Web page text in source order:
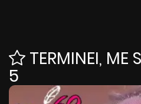
TERMINEI, ME
5